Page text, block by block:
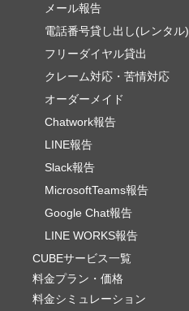
メール報告
電話番号貸し出し(レンタル)
フリーダイヤル貸出
クレーム対応・苦情対応
オーダーメイド
Chatwork報告
LINE報告
Slack報告
MicrosoftTeams報告
Google Chat報告
LINE WORKS報告
CUBEサービス一覧
料金プラン・価格
料金シミュレーション